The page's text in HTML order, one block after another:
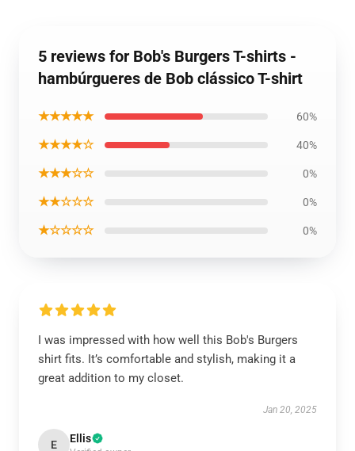
5 reviews for Bob's Burgers T-shirts -
hambúrgueres de Bob clássico T-shirt
★★★★★ 60%
★★★★☆ 40%
★★★☆☆ 0%
★★☆☆☆ 0%
★☆☆☆☆ 0%
I was impressed with how well this Bob's Burgers
shirt fits. It’s comfortable and stylish, making it a
great addition to my closet.
Jan 20, 2025
E Ellis